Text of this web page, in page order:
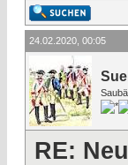
24.02.2020, 00:05
RE: